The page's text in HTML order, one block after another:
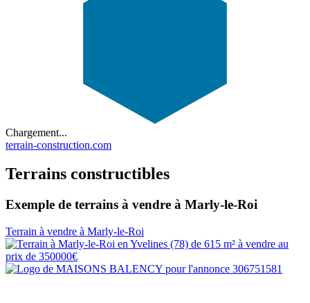
Chargement...
terrain-construction.com
Terrains constructibles
Exemple de terrains à vendre à Marly-le-Roi
Terrain à vendre à Marly-le-Roi